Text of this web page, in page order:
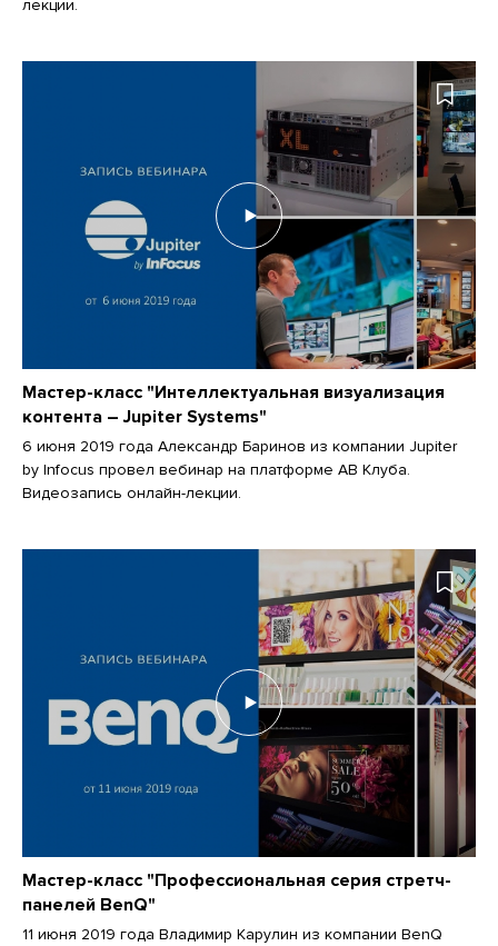
лекции.
Мастер-класс "Интеллектуальная визуализация
контента – Jupiter Systems"
6 июня 2019 года Александр Баринов из компании Jupiter
by Infocus провел вебинар на платформе АВ Клуба.
Видеозапись онлайн-лекции.
Мастер-класс "Профессиональная серия стретч-
панелей BenQ"
11 июня 2019 года Владимир Карулин из компании BenQ